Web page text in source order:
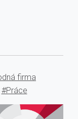
firma
#Práce